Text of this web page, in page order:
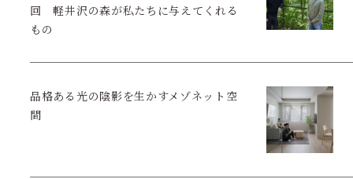
回 軽井沢の森が私たちに与えてくれる
もの
品格ある光の陰影を生かすメゾネット空
間